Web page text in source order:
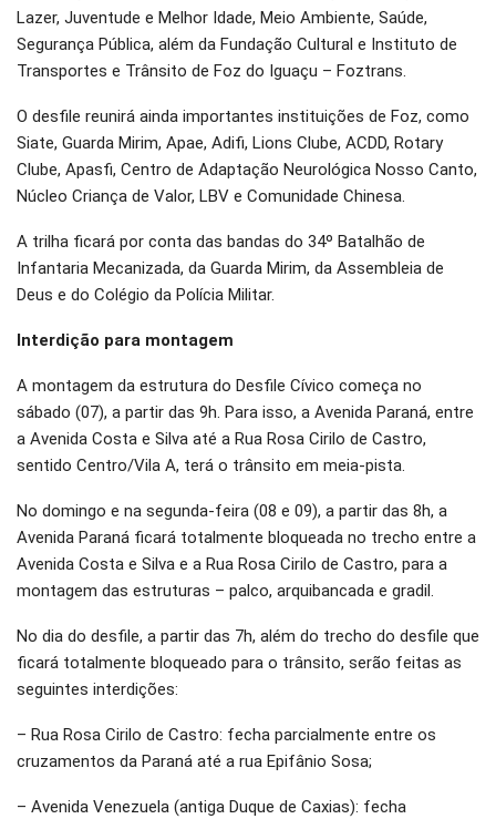
Lazer, Juventude e Melhor Idade, Meio Ambiente, Saúde,
Segurança Pública, além da Fundação Cultural e Instituto de
Transportes e Trânsito de Foz do Iguaçu – Foztrans.
O desfile reunirá ainda importantes instituições de Foz, como
Siate, Guarda Mirim, Apae, Adifi, Lions Clube, ACDD, Rotary
Clube, Apasfi, Centro de Adaptação Neurológica Nosso Canto,
Núcleo Criança de Valor, LBV e Comunidade Chinesa.
A trilha ficará por conta das bandas do 34º Batalhão de
Infantaria Mecanizada, da Guarda Mirim, da Assembleia de
Deus e do Colégio da Polícia Militar.
Interdição para montagem
A montagem da estrutura do Desfile Cívico começa no
sábado (07), a partir das 9h. Para isso, a Avenida Paraná, entre
a Avenida Costa e Silva até a Rua Rosa Cirilo de Castro,
sentido Centro/Vila A, terá o trânsito em meia-pista.
No domingo e na segunda-feira (08 e 09), a partir das 8h, a
Avenida Paraná ficará totalmente bloqueada no trecho entre a
Avenida Costa e Silva e a Rua Rosa Cirilo de Castro, para a
montagem das estruturas – palco, arquibancada e gradil.
No dia do desfile, a partir das 7h, além do trecho do desfile que
ficará totalmente bloqueado para o trânsito, serão feitas as
seguintes interdições:
– Rua Rosa Cirilo de Castro: fecha parcialmente entre os
cruzamentos da Paraná até a rua Epifânio Sosa;
– Avenida Venezuela (antiga Duque de Caxias): fecha